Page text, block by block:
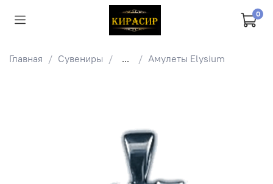
0
Главная Сувениры ... Амулеты Elysium